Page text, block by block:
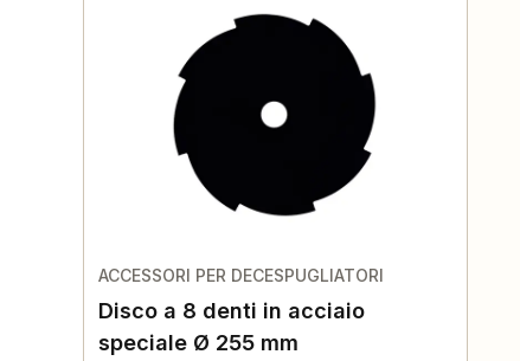
ACCESSORI PER DECESPUGLIATORI
Disco a 8 denti in acciaio
speciale Ø 255 mm